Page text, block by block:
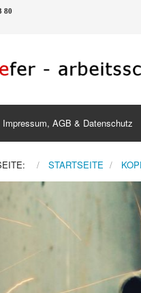
80
Impressum, AGB & Datenschutz
STARTSEITE